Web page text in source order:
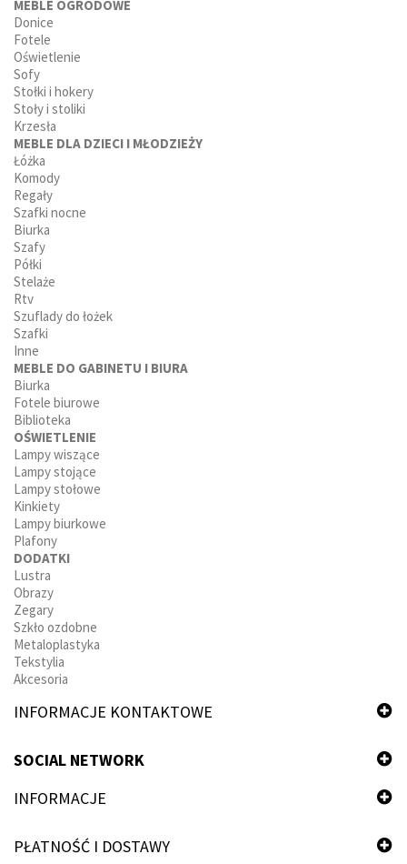
MEBLE OGRODOWE
Donice
Fotele
Oświetlenie
Sofy
Stołki i hokery
Stoły i stoliki
Krzesła
MEBLE DLA DZIECI I MŁODZIEŻY
Łóżka
Komody
Regały
Szafki nocne
Biurka
Szafy
Półki
Stelaże
Rtv
Szuflady do łożek
Szafki
Inne
MEBLE DO GABINETU I BIURA
Biurka
Fotele biurowe
Biblioteka
OŚWIETLENIE
Lampy wiszące
Lampy stojące
Lampy stołowe
Kinkiety
Lampy biurkowe
Plafony
DODATKI
Lustra
Obrazy
Zegary
Szkło ozdobne
Metaloplastyka
Tekstylia
Akcesoria
INFORMACJE KONTAKTOWE
SOCIAL NETWORK
INFORMACJE
PŁATNOŚĆ I DOSTAWY